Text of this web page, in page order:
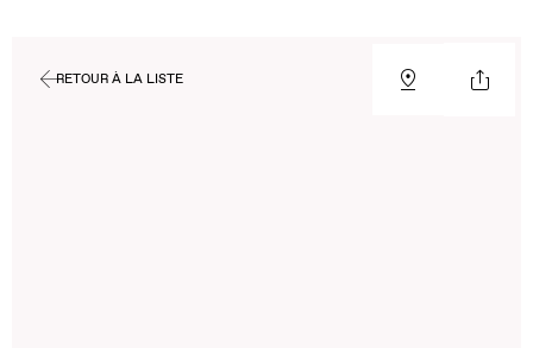
RETOUR À LA LISTE